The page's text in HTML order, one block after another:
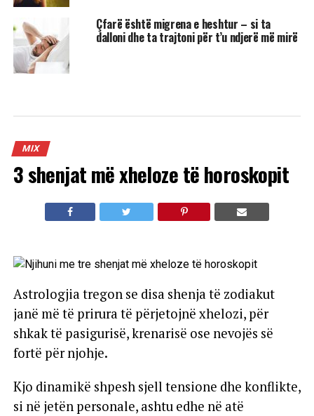
Çfarë është migrena e heshtur – si ta
dalloni dhe ta trajtoni për t’u ndjerë më mirë
MIX
3 shenjat më xheloze të horoskopit
Astrologjia tregon se disa shenja të zodiakut
janë më të prirura të përjetojnë xhelozi, për
shkak të pasigurisë, krenarisë ose nevojës së
fortë për njohje.
Kjo dinamikë shpesh sjell tensione dhe konflikte,
si në jetën personale, ashtu edhe në atë